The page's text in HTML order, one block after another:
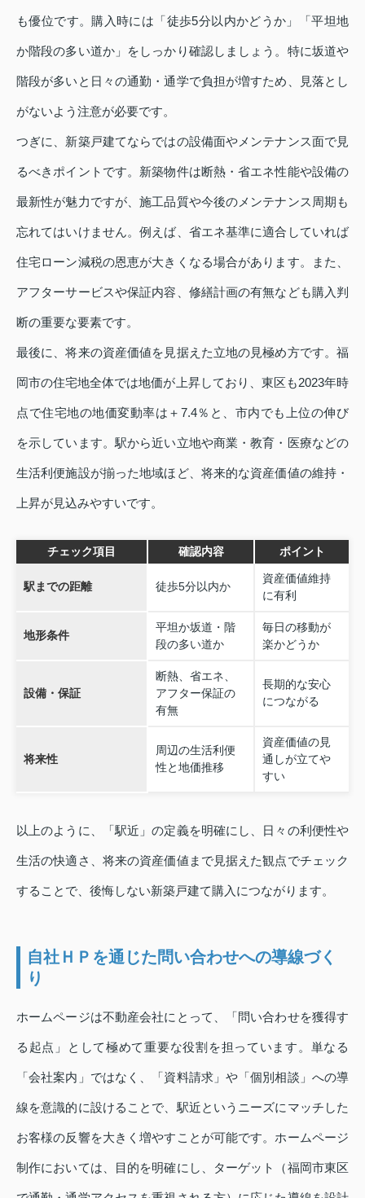
も優位です。購入時には「徒歩5分以内かどうか」「平坦地
か階段の多い道か」をしっかり確認しましょう。特に坂道や
階段が多いと日々の通勤・通学で負担が増すため、見落とし
がないよう注意が必要です。
つぎに、新築戸建てならではの設備面やメンテナンス面で見
るべきポイントです。新築物件は断熱・省エネ性能や設備の
最新性が魅力ですが、施工品質や今後のメンテナンス周期も
忘れてはいけません。例えば、省エネ基準に適合していれば
住宅ローン減税の恩恵が大きくなる場合があります。また、
アフターサービスや保証内容、修繕計画の有無なども購入判
断の重要な要素です。
最後に、将来の資産価値を見据えた立地の見極め方です。福
岡市の住宅地全体では地価が上昇しており、東区も2023年時
点で住宅地の地価変動率は＋7.4％と、市内でも上位の伸び
を示しています。駅から近い立地や商業・教育・医療などの
生活利便施設が揃った地域ほど、将来的な資産価値の維持・
上昇が見込みやすいです。
チェック項目 確認内容 ポイント
駅までの距離 徒歩5分以内か
資産価値維持
に有利
地形条件
平坦か坂道・階
段の多い道か
毎日の移動が
楽かどうか
設備・保証
断熱、省エネ、
アフター保証の
有無
長期的な安心
につながる
将来性
周辺の生活利便
性と地価推移
資産価値の見
通しが立てや
すい
以上のように、「駅近」の定義を明確にし、日々の利便性や
生活の快適さ、将来の資産価値まで見据えた観点でチェック
することで、後悔しない新築戸建て購入につながります。
自社ＨＰを通じた問い合わせへの導線づく
り
ホームページは不動産会社にとって、「問い合わせを獲得す
る起点」として極めて重要な役割を担っています。単なる
「会社案内」ではなく、「資料請求」や「個別相談」への導
線を意識的に設けることで、駅近というニーズにマッチした
お客様の反響を大きく増やすことが可能です。ホームページ
制作においては、目的を明確にし、ターゲット（福岡市東区